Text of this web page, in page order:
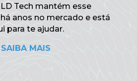
Tech mantém esse
anos no mercado e está
para te ajudar.
SAIBA MAIS